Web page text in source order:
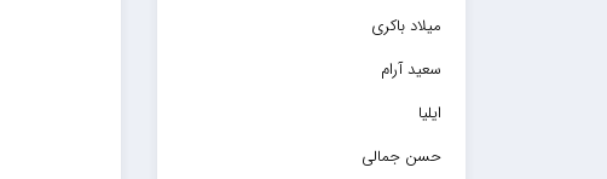
میلاد باکری
سعید آرام
ایلیا
حسن جمالی